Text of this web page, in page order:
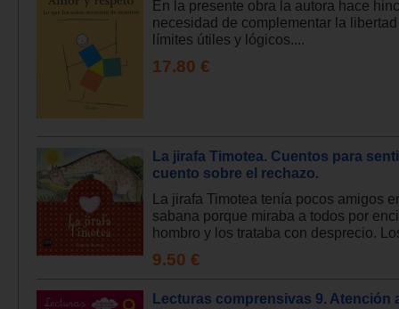
En la presente obra la autora hace
necesidad de complementar la
límites útiles y lógicos....
17.80 €
La jirafa Timotea. Cuentos para
cuento sobre el rechazo.
La jirafa Timotea tenía pocos amigos
sabana porque miraba a todos por
hombro y los trataba con desprecio.
9.50 €
Lecturas comprensivas 9. Atención